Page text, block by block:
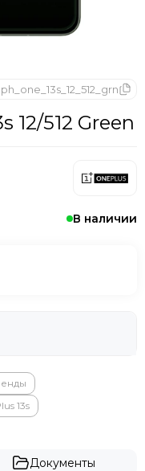
В наличии
12/512 Green
ph_one_13s_12_512_grn
13s
Документы